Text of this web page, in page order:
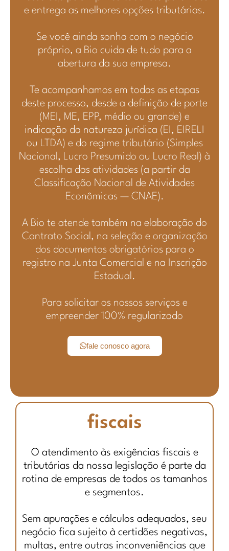
e entrega as melhores opções tributárias.
Se você ainda sonha com o negócio
próprio, a Bio cuida de tudo para a
abertura da sua empresa.
Te acompanhamos em todas as etapas
deste processo, desde a definição de porte
(MEI, ME, EPP, médio ou grande) e
indicação da natureza jurídica (EI, EIRELI
ou LTDA) e do regime tributário (Simples
Nacional, Lucro Presumido ou Lucro Real) à
escolha das atividades (a partir da
Classificação Nacional de Atividades
Econômicas — CNAE).
A Bio te atende também na elaboração do
Contrato Social, na seleção e organização
dos documentos obrigatórios para o
registro na Junta Comercial e na Inscrição
Estadual.
Para solicitar os nossos serviços e
empreender 100% regularizado
fale conosco agora
fiscais
O atendimento às exigências fiscais e
tributárias da nossa legislação é parte da
rotina de empresas de todos os tamanhos
e segmentos.
Sem apurações e cálculos adequados, seu
negócio fica sujeito à certidões negativas,
multas, entre outras inconveniências que